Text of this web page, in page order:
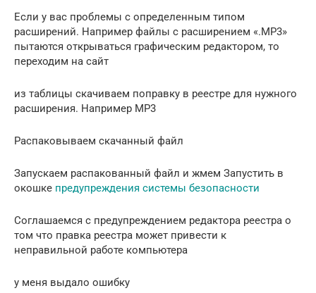
Если у вас проблемы с определенным типом
расширений. Например файлы с расширением «.MP3»
пытаются открываться графическим редактором, то
переходим на сайт
из таблицы скачиваем поправку в реестре для нужного
расширения. Например MP3
Распаковываем скачанный файл
Запускаем распакованный файл и жмем Запустить в
окошке предупреждения системы безопасности
Соглашаемся с предупреждением редактора реестра о
том что правка реестра может привести к
неправильной работе компьютера
у меня выдало ошибку